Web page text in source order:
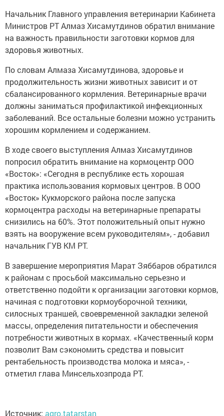
Начальник Главного управления ветеринарии Кабинета
Министров РТ Алмаз Хисамутдинов обратил внимание
на важность правильности заготовки кормов для
здоровья животных.
По словам Алмаза Хисамутдинова, здоровье и
продолжительность жизни животных зависит и от
сбалансированного кормления. Ветеринарные врачи
должны заниматься профилактикой инфекционных
заболеваний. Все остальные болезни можно устранить
хорошим кормлением и содержанием.
В ходе своего выступления Алмаз Хисамутдинов
попросил обратить внимание на кормоцентр ООО
«Восток»: «Сегодня в республике есть хорошая
практика использования кормовых центров. В ООО
«Восток» Кукморского района после запуска
кормоцентра расходы на ветеринарные препараты
снизились на 60%. Этот положительный опыт нужно
взять на вооружение всем руководителям», - добавил
начальник ГУВ КМ РТ.
В завершение мероприятия Марат Зяббаров обратился
к районам с просьбой максимально серьезно и
ответственно подойти к организации заготовки кормов,
начиная с подготовки кормоуборочной техники,
силосных траншей, своевременной закладки зеленой
массы, определения питательности и обеспечения
потребности животных в кормах. «Качественный корм
позволит Вам сэкономить средства и повысит
рентабельность производства молока и мяса», -
отметил глава Минсельхозпрода РТ.
Источник: agro.tatarstan